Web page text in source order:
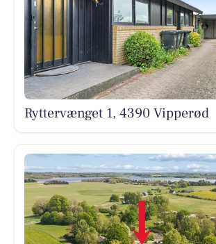
Ryttervænget 1, 4390 Vipperød